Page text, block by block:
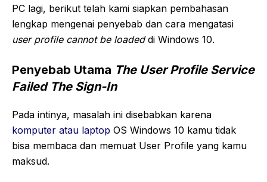
PC lagi, berikut telah kami siapkan pembahasan
lengkap mengenai penyebab dan cara mengatasi
user profile cannot be loadeddi Windows 10.
Penyebab Utama The User Profile Service
Failed The Sign-In
Pada intinya, masalah ini disebabkan karena
komputer atau laptop OS Windows 10 kamu tidak
bisa membaca dan memuat User Profile yang kamu
maksud.